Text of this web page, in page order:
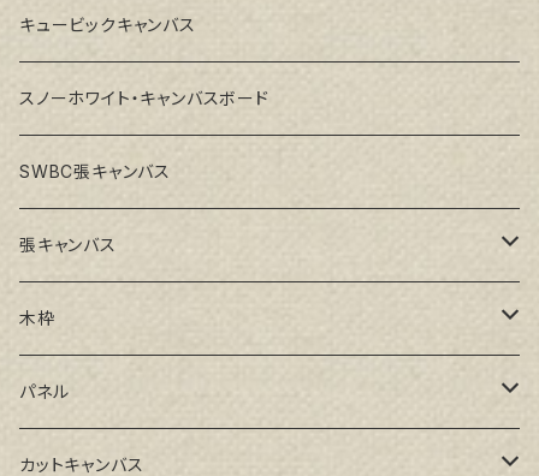
キュービックキャンバス
スノーホワイト・キャンバスボード
SWBC張キャンバス
張キャンバス
GAERA F(中細目)
GAERA BA(中荒目)
GAERA GLC(中目)
木枠
ルーブル米杉木枠
Paulo木枠
パネル
ラワンパネル
カットキャンバス